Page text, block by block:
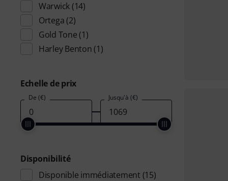
Warwick (14)
Ortega (2)
Gold Tone (1)
Harley Benton (1)
Echelle de prix
De (€) Jusqu'à (€)
Disponibilité
Disponible immédiatement (15)